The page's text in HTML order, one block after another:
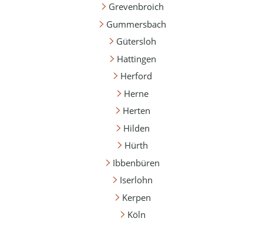
Grevenbroich
Gummersbach
Gütersloh
Hattingen
Herford
Herne
Herten
Hilden
Hürth
Ibbenbüren
Iserlohn
Kerpen
Köln